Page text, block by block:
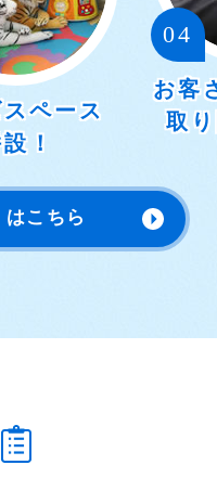
ペース
！
04
お客
取
こちら